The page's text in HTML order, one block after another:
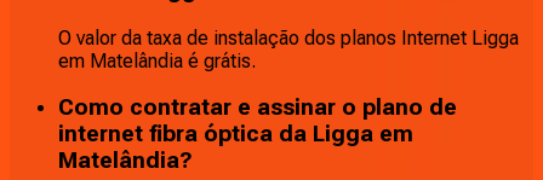
O valor da taxa de instalação dos planos Internet Ligga
em Matelândia é grátis.
Como contratar e assinar o plano de
internet fibra óptica da Ligga em
Matelândia?